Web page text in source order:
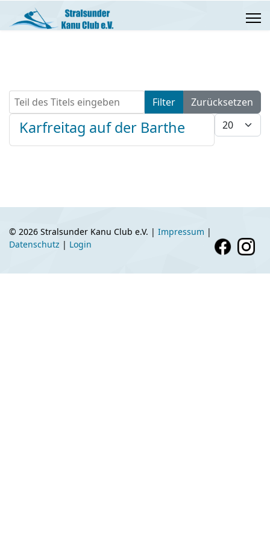
Teil des Titels eingeben Filter
Zurücksetzen
Anzeige #
Karfreitag auf der Barthe
© 2026 Stralsunder Kanu Club e.V. | Impressum |
Datenschutz | Login